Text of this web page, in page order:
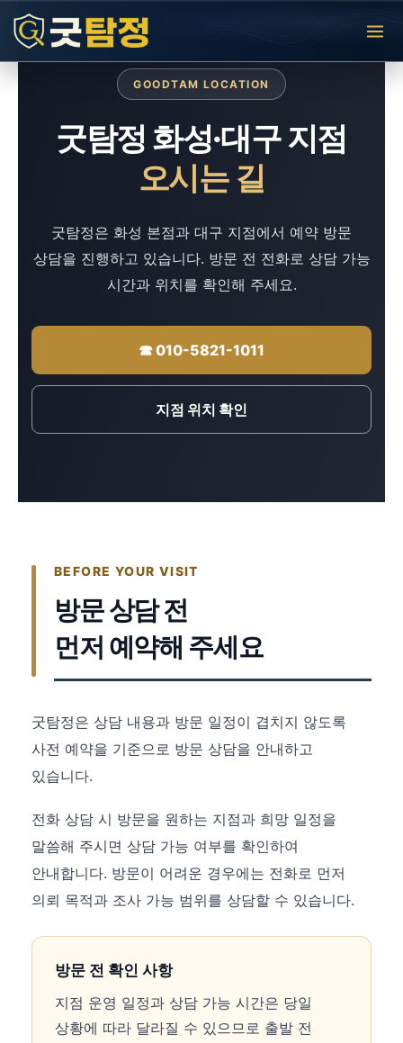
로
GOODTAM LOCATION
굿탐정 화성·대구 지점
오시는 길
굿탐정은 화성 본점과 대구 지점에서 예약 방문
상담을 진행하고 있습니다. 방문 전 전화로 상담 가능
시간과 위치를 확인해 주세요.
☎ 010-5821-1011
지점 위치 확인
BEFORE YOUR VISIT
방문 상담 전
먼저 예약해 주세요
굿탐정은 상담 내용과 방문 일정이 겹치지 않도록
사전 예약을 기준으로 방문 상담을 안내하고
있습니다.
전화 상담 시 방문을 원하는 지점과 희망 일정을
말씀해 주시면 상담 가능 여부를 확인하여
안내합니다. 방문이 어려운 경우에는 전화로 먼저
의뢰 목적과 조사 가능 범위를 상담할 수 있습니다.
방문 전 확인 사항
지점 운영 일정과 상담 가능 시간은 당일
상황에 따라 달라질 수 있으므로 출발 전